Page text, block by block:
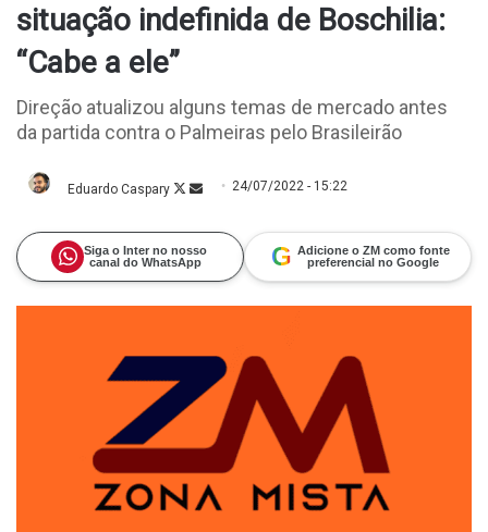
situação indefinida de Boschilia:
“Cabe a ele”
Direção atualizou alguns temas de mercado antes
da partida contra o Palmeiras pelo Brasileirão
Eduardo Caspary FollowMande
24/07/2022 - 15:22
Siga o Inter no nosso
canal do WhatsApp
G Adicione o ZM como fonte
preferencial no Google